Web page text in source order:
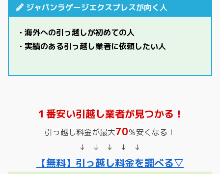
ジャパンラゲージエクスプレスが向く人
・海外への引っ越しが初めての人
・実績のある引っ越し業者に依頼したい人
１番安い引越し業者が見つかる！
引っ越し料金が最大70％安くなる！
↓ ↓ ↓ ↓ ↓
【無料】引っ越し料金を調べる▽